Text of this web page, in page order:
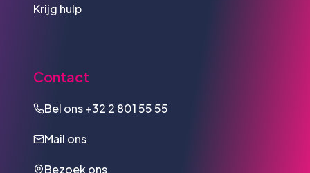
Krijg hulp
Contact
Bel ons+32 2 801 55 55
Mail ons
Bezoek ons